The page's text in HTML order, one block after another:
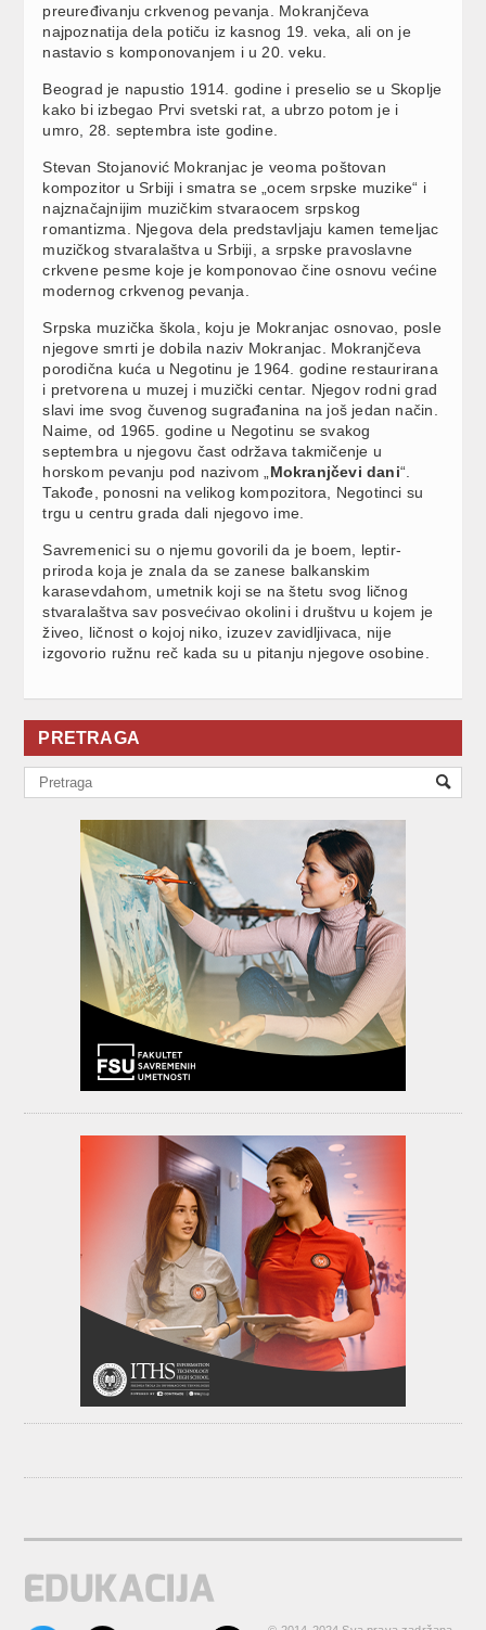
preuređivanju crkvenog pevanja. Mokranjčeva
najpoznatija dela potiču iz kasnog 19. veka, ali on je
nastavio s komponovanjem i u 20. veku.
Beograd je napustio 1914. godine i preselio se u Skoplje
kako bi izbegao Prvi svetski rat, a ubrzo potom je i
umro, 28. septembra iste godine.
Stevan Stojanović Mokranjac je veoma poštovan
kompozitor u Srbiji i smatra se „ocem srpske muzike“ i
najznačajnijim muzičkim stvaraocem srpskog
romantizma. Njegova dela predstavljaju kamen temeljac
muzičkog stvaralaštva u Srbiji, a srpske pravoslavne
crkvene pesme koje je komponovao čine osnovu većine
modernog crkvenog pevanja.
Srpska muzička škola, koju je Mokranjac osnovao, posle
njegove smrti je dobila naziv Mokranjac. Mokranjčeva
porodična kuća u Negotinu je 1964. godine restaurirana
i pretvorena u muzej i muzički centar. Njegov rodni grad
slavi ime svog čuvenog sugrađanina na još jedan način.
Naime, od 1965. godine u Negotinu se svakog
septembra u njegovu čast održava takmičenje u
horskom pevanju pod nazivom „ Mokranjčevi dani“.
Takođe, ponosni na velikog kompozitora, Negotinci su
trgu u centru grada dali njegovo ime.
Savremenici su o njemu govorili da je boem, leptir-
priroda koja je znala da se zanese balkanskim
karasevdahom, umetnik koji se na štetu svog ličnog
stvaralaštva sav posvećivao okolini i društvu u kojem je
živeo, ličnost o kojoj niko, izuzev zavidljivaca, nije
izgovorio ružnu reč kada su u pitanju njegove osobine.
PRETRAGA